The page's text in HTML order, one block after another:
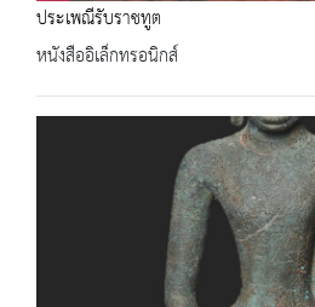
ประเพณีรับราชทูต
หนังสืออิเล็กทรอนิกส์